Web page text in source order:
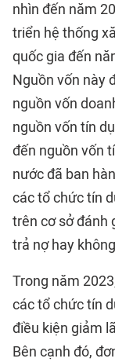
nhìn đến năm
triển hệ thống
quốc gia đến
Nguồn vốn này
nguồn vốn
nguồn vốn tín
đến nguồn vốn
nước đã ban
các tổ chức tín
trên cơ sở đánh
trả nợ hay
Trong năm
các tổ chức tín
điều kiện giảm
Bên cạnh đó,